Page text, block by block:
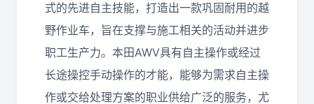
式的先进自主技能，打造出一款巩固耐用的越
野作业车，旨在支撑与施工相关的活动并进步
职工生产力。本田AWV具有自主操作或经过
长途操控手动操作的才能，能够为需求自主操
作或交给处理方案的职业供给广泛的服务，尤